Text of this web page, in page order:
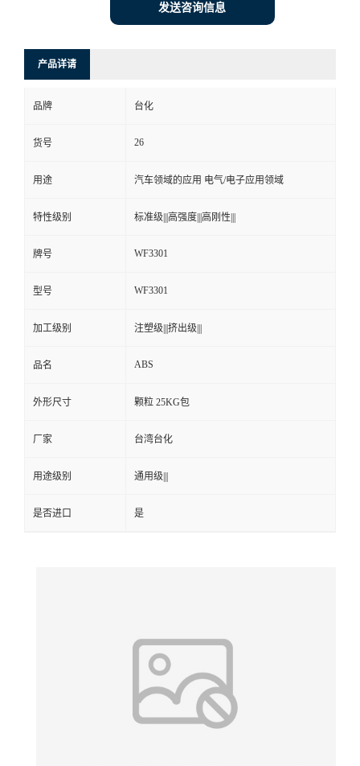
式
在
线
发送咨询信息
产品详请
品牌 台化
货号 26
用途 汽车领域的应用 电气/电子应用领域
特性级别 标准级|||高强度|||高刚性|||
牌号 WF3301
型号 WF3301
加工级别 注塑级|||挤出级|||
品名 ABS
外形尺寸 颗粒 25KG包
厂家 台湾台化
用途级别 通用级|||
是否进口 是